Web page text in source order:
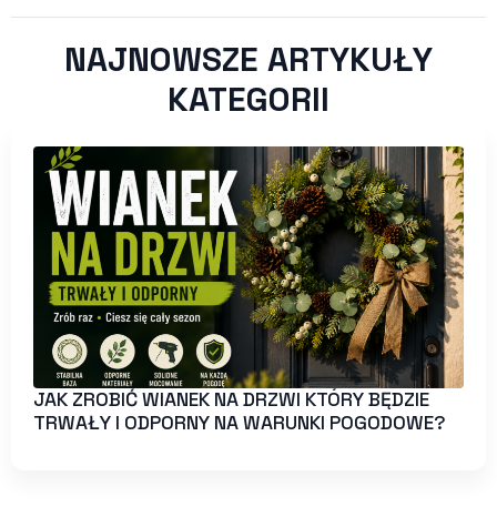
NAJNOWSZE ARTYKUŁY
KATEGORII
JAK ZROBIĆ WIANEK NA DRZWI KTÓRY BĘDZIE
TRWAŁY I ODPORNY NA WARUNKI POGODOWE?